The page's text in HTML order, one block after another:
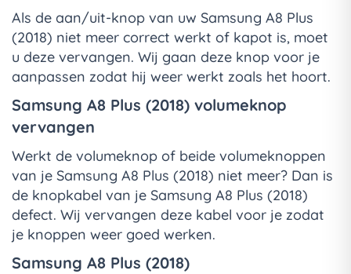
Als de aan/uit-knop van uw Samsung A8 Plus
(2018) niet meer correct werkt of kapot is, moet
u deze vervangen. Wij gaan deze knop voor je
aanpassen zodat hij weer werkt zoals het hoort.
Samsung A8 Plus (2018) volumeknop
vervangen
Werkt de volumeknop of beide volumeknoppen
van je Samsung A8 Plus (2018) niet meer? Dan is
de knopkabel van je Samsung A8 Plus (2018)
defect. Wij vervangen deze kabel voor je zodat
je knoppen weer goed werken.
Samsung A8 Plus (2018)